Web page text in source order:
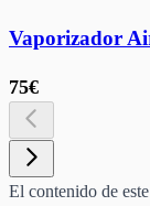
Vaporizador
75€
El contenido de